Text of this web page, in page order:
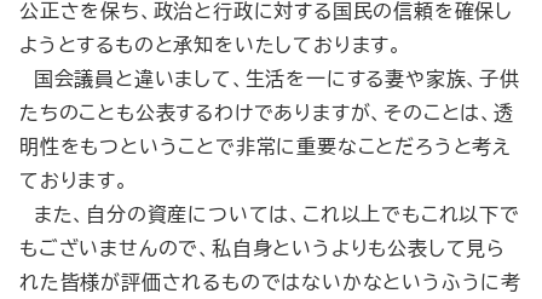
公正さを保ち、政治と行政に対する国民の信頼を確保し
ようとするものと承知をいたしております。
国会議員と違いまして、生活を一にする妻や家族、子供
たちのことも公表するわけでありますが、そのことは、透
明性をもつということで非常に重要なことだろうと考え
ております。
また、自分の資産については、これ以上でもこれ以下で
もございませんので、私自身というよりも公表して見ら
れた皆様が評価されるものではないかなというふうに考